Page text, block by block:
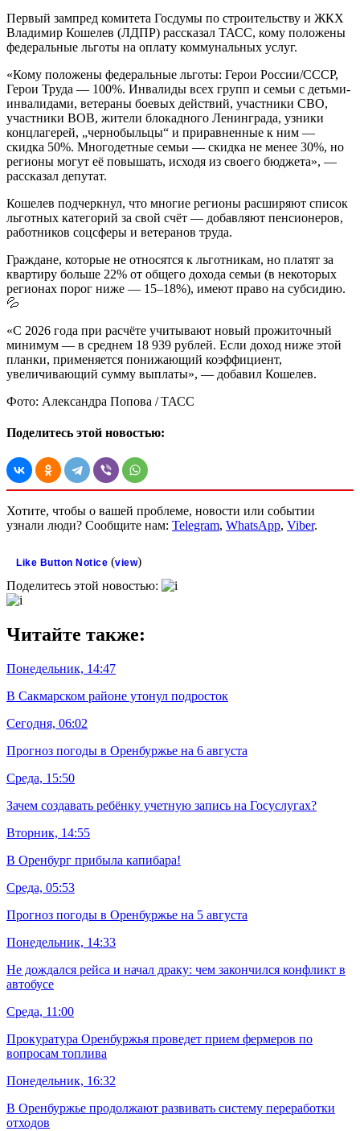
Первый зампред комитета Госдумы по строительству и ЖКХ
Владимир Кошелев (ЛДПР) рассказал ТАСС, кому положены
федеральные льготы на оплату коммунальных услуг.
«Кому положены федеральные льготы: Герои России/СССР,
Герои Труда — 100%. Инвалиды всех групп и семьи с детьми-
инвалидами, ветераны боевых действий, участники СВО,
участники ВОВ, жители блокадного Ленинграда, узники
концлагерей, „чернобыльцы“ и приравненные к ним —
скидка 50%. Многодетные семьи — скидка не менее 30%, но
регионы могут её повышать, исходя из своего бюджета», —
рассказал депутат.
Кошелев подчеркнул, что многие регионы расширяют список
льготных категорий за свой счёт — добавляют пенсионеров,
работников соцсферы и ветеранов труда.
Граждане, которые не относятся к льготникам, но платят за
квартиру больше 22% от общего дохода семьи (в некоторых
регионах порог ниже — 15–18%), имеют право на субсидию.
💦
«С 2026 года при расчёте учитывают новый прожиточный
минимум — в среднем 18 939 рублей. Если доход ниже этой
планки, применяется понижающий коэффициент,
увеличивающий сумму выплаты», — добавил Кошелев.
Фото: Александра Попова / ТАСС
Поделитесь этой новостью:
Хотите, чтобы о вашей проблеме, новости или событии
узнали люди? Сообщите нам: Telegram, WhatsApp, Viber.
Like Button Notice (view)
Поделитесь этой новостью:
Читайте также:
Понедельник, 14:47
В Сакмарском районе утонул подросток
Сегодня, 06:02
Прогноз погоды в Оренбуржье на 6 августа
Среда, 15:50
Зачем создавать ребёнку учетную запись на Госуслугах?
Вторник, 14:55
В Оренбург прибыла капибара!
Среда, 05:53
Прогноз погоды в Оренбуржье на 5 августа
Понедельник, 14:33
Не дождался рейса и начал драку: чем закончился конфликт в
автобусе
Среда, 11:00
Прокуратура Оренбуржья проведет прием фермеров по
вопросам топлива
Понедельник, 16:32
В Оренбуржье продолжают развивать систему переработки
отходов